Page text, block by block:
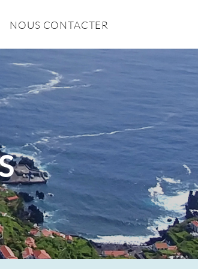
NOUS CONTACTER